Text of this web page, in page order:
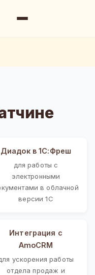
Диадок в 1С:Фреш
для работы с
электронными
в облачной
версии 1С
Интеграция с
AmoCRM
ускорения работы
отдела продаж и